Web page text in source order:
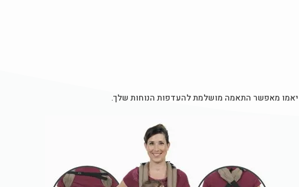
יאמו מאפשר התאמה מושלמת להעדפות הנוחות שלך.